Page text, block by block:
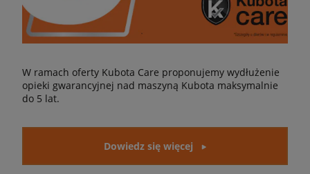
W ramach oferty Kubota Care proponujemy wydłużenie
opieki gwarancyjnej nad maszyną Kubota maksymalnie
do 5 lat.
Dowiedz się więcej